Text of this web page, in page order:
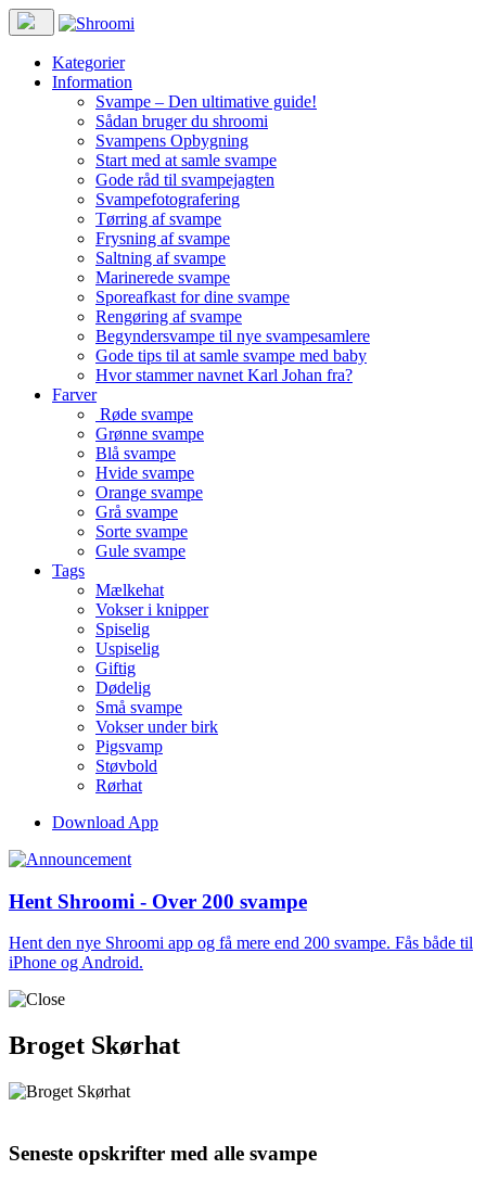
Kategorier
Information
Svampe – Den ultimative guide!
Sådan bruger du shroomi
Svampens Opbygning
Start med at samle svampe
Gode råd til svampejagten
Svampefotografering
Tørring af svampe
Frysning af svampe
Saltning af svampe
Marinerede svampe
Sporeafkast for dine svampe
Rengøring af svampe
Begyndersvampe til nye svampesamlere
Gode tips til at samle svampe med baby
Hvor stammer navnet Karl Johan fra?
Farver
Røde svampe
Grønne svampe
Blå svampe
Hvide svampe
Orange svampe
Grå svampe
Sorte svampe
Gule svampe
Tags
Mælkehat
Vokser i knipper
Spiselig
Uspiselig
Giftig
Dødelig
Små svampe
Vokser under birk
Pigsvamp
Støvbold
Rørhat
Download App
Hent Shroomi - Over 200 svampe
Hent den nye Shroomi app og få mere end 200 svampe. Fås både til
iPhone og Android.
Broget Skørhat
Seneste opskrifter med alle svampe